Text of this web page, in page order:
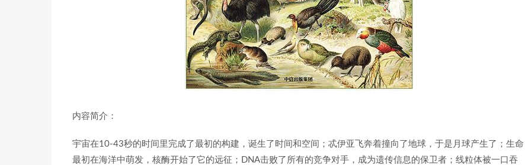
内容简介：
宇宙在10-43秒的时间里完成了最初的构建，诞生了时间和空间；忒伊亚飞奔着撞向了地球，于是月球产生了；生命
最初在海洋中萌发，核酶开始了它的远征；DNA击败了所有的竞争对手，成为遗传信息的保卫者；线粒体被一口吞